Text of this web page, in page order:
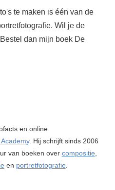
te maken is één van de
Wil je de
dan mijn boek De
en online
. Hij schrijft sinds 2006
van boeken over compositie,
en portretfotografie.